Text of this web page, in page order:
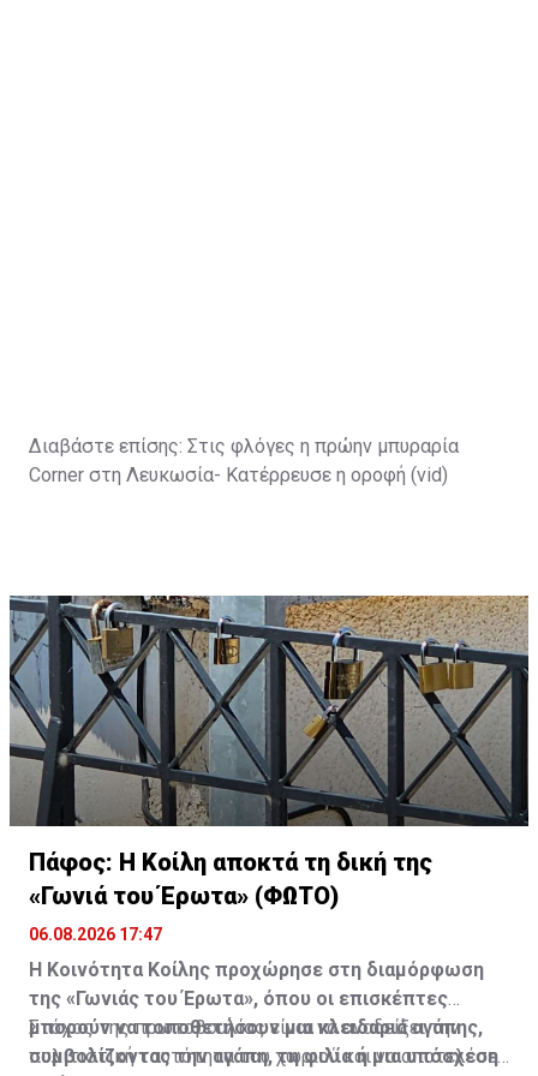
Διαβάστε επίσης: Στις φλόγες η πρώην μπυραρία
Corner στη Λευκωσία- Κατέρρευσε η οροφή (vid)
Πάφος: Η Κοίλη αποκτά τη δική της
«Γωνιά του Έρωτα» (ΦΩΤΟ)
06.08.2026 17:47
Η Κοινότητα Κοίλης προχώρησε στη διαμόρφωση
της «Γωνιάς του Έρωτα», όπου οι επισκέπτες
μπορούν να τοποθετήσουν μια κλειδαριά αγάπης,
συμβολίζοντας την αγάπη, τη φιλία ή μια υπόσχεση
Στόχος της πρωτοβουλίας είναι να αναδείξει την
πολιτιστική ταυτότητα του χωριού και να αποτελέσει